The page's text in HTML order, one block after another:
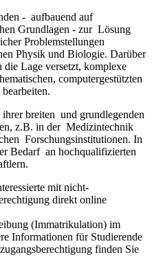
- aufbauend auf
Grundlagen - zur Lösung
Problemstellungen
Physik und Biologie. Darüber
Lage versetzt, komplexe
computergestützten
breiten und grundlegenden
z.B. in der Medizintechnik
Forschungsinstitutionen. In
Bedarf an hochqualifizierten
mit nicht-
direkt online
(Immatrikulation) im
Informationen für Studierende
finden Sie